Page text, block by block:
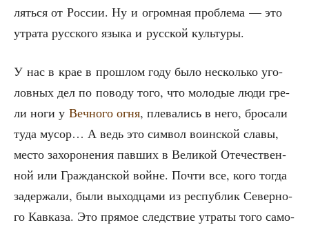
лять­ся от Рос­сии. Ну и огром­ная про­бле­ма — это
утра­та рус­ско­го язы­ка и рус­ской культуры.
У нас в крае в про­шлом году было несколь­ко уго­
лов­ных дел по пово­ду того, что моло­дые люди гре­
ли ноги у Веч­но­го огня, пле­ва­лись в него, бро­са­ли
туда мусор… А ведь это сим­вол воин­ской сла­вы,
место захо­ро­не­ния пав­ших в Вели­кой Оте­че­ствен­
ной или Граж­дан­ской войне. Почти все, кого тогда
задер­жа­ли, были выход­ца­ми из рес­пуб­лик Север­но­
го Кав­ка­за. Это пря­мое след­ствие утра­ты того само­